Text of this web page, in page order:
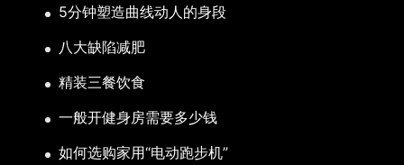
5分钟塑造曲线动人的身段
八大缺陷减肥
精装三餐饮食
一般开健身房需要多少钱
如何选购家用“电动跑步机”